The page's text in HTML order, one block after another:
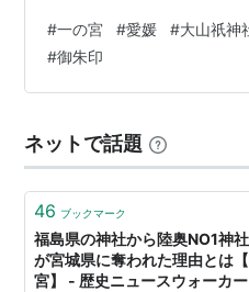
です。 神社に一番近いバス
が、一の鳥居からお参りし
「宮浦港」で下車しました
ました。10年以上前に友人
る旅をした時に立ち寄った
#一の宮 #愛媛 #大山祇神
#御朱印
ネットで話題
46 ブックマーク
福島県の神社から陸奥NO1神
が宮城県に奪われた理由とは
宮】 - 歴史ニュースウォーカー